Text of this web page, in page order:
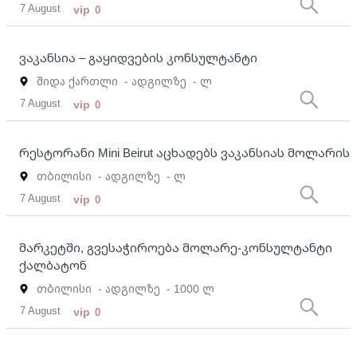
7 August vip 0
ვაკანსია – გაყიდვების კონსულტანტი
შიდა ქართლი - ადგილზე - ლ
7 August vip 0
რესტორანი Mini Beirut აცხადებს ვაკანსიას მოლარის
თბილისი - ადგილზე - ლ
7 August vip 0
მარკეტში, გვესაჭიროება მოლარე-კონსულტანტი
ქალბატონ
თბილისი - ადგილზე - 1000 ლ
7 August vip 0